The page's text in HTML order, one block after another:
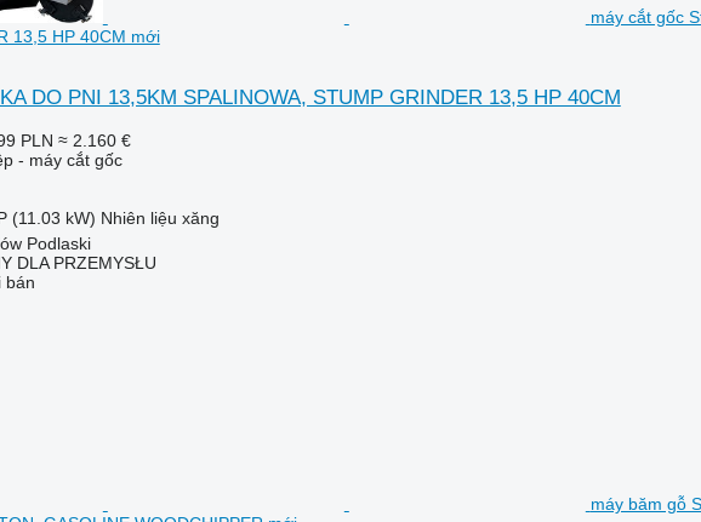
máy cắt gốc
13,5 HP 40CM mới
DO PNI 13,5KM SPALINOWA, STUMP GRINDER 13,5 HP 40CM
PLN ≈ 2.160 €
- máy cắt gốc
(11.03 kW) Nhiên liệu xăng
Podlaski
DLA PRZEMYSŁU
bán
máy băm gỗ